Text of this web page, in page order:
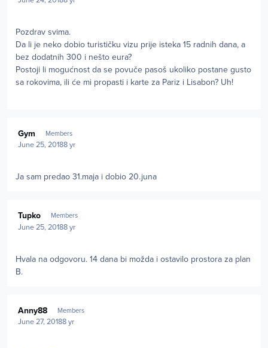
Pozdrav svima.
Da li je neko dobio turističku vizu prije isteka 15 radnih dana, a
bez dodatnih 300 i nešto eura?
Postoji li mogućnost da se povuče pasoš ukoliko postane gusto
sa rokovima, ili će mi propasti i karte za Pariz i Lisabon? Uh!
Gym Members
June 25, 20188 yr
Ja sam predao 31.maja i dobio 20.juna
Tupko Members
June 25, 20188 yr
Hvala na odgovoru. 14 dana bi možda i ostavilo prostora za plan
B.
Anny88 Members
June 27, 20188 yr